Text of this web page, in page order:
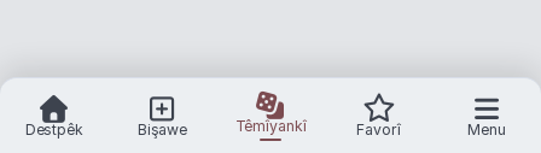
Destpêk Bişawe Têmîyankî Favorî Menu